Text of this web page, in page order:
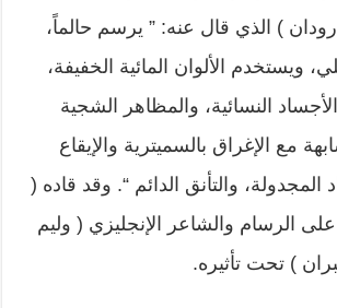
) الذي قال عنه: ” يرسم حالماً،
ويستخدم الألوان المائية الخفيفة،
النسائية، والمظاهر الشجية
مع الإغراق بالسميترية والإيقاع
المجدولة، والتأنق الدائم “. وقد قاده (
الرسام والشاعر الإنجليزي ( وليم
) تحت تأثيره.